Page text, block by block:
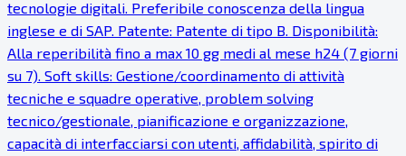
tecnologie digitali. Preferibile conoscenza della lingua
inglese e di SAP. Patente: Patente di tipo B. Disponibilità:
Alla reperibilità fino a max 10 gg medi al mese h24 (7 giorni
su 7). Soft skills: Gestione/coordinamento di attività
tecniche e squadre operative, problem solving
tecnico/gestionale, pianificazione e organizzazione,
capacità di interfacciarsi con utenti, affidabilità, spirito di